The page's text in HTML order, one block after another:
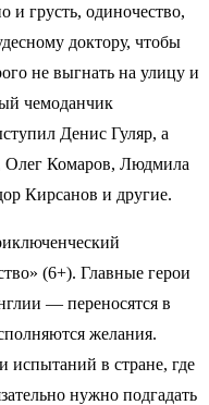
и грусть, одиночество,
доктору, чтобы
не выгнать на улицу и
чемоданчик
Денис Гуляр, а
Комаров, Людмила
Кирсанов и другие.
(6+). Главные герои
— переносятся в
желания.
испытаний в стране, где
нужно подгадать